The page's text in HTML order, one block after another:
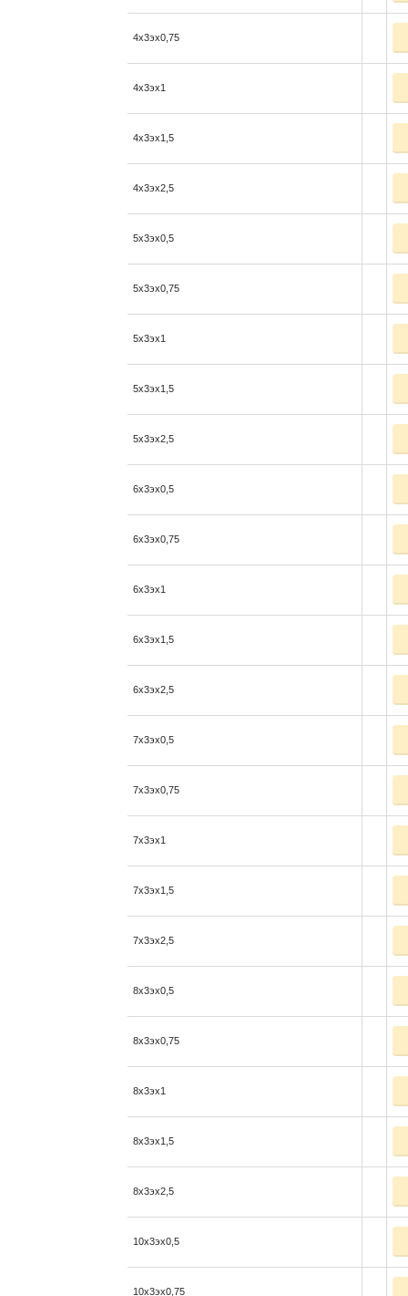
4x3эx0,75
4x3эx1
4x3эx1,5
4x3эx2,5
5x3эx0,5
5x3эx0,75
5x3эx1
5x3эx1,5
5x3эx2,5
6x3эx0,5
6x3эx0,75
6x3эx1
6x3эx1,5
6x3эx2,5
7x3эx0,5
7x3эx0,75
7x3эx1
7x3эx1,5
7x3эx2,5
8x3эx0,5
8x3эx0,75
8x3эx1
8x3эx1,5
8x3эx2,5
10x3эx0,5
10x3эx0,75